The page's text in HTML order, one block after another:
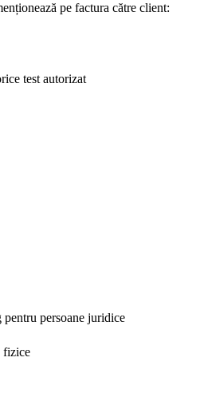
pe factura către client:
test autorizat
persoane juridice
fizice